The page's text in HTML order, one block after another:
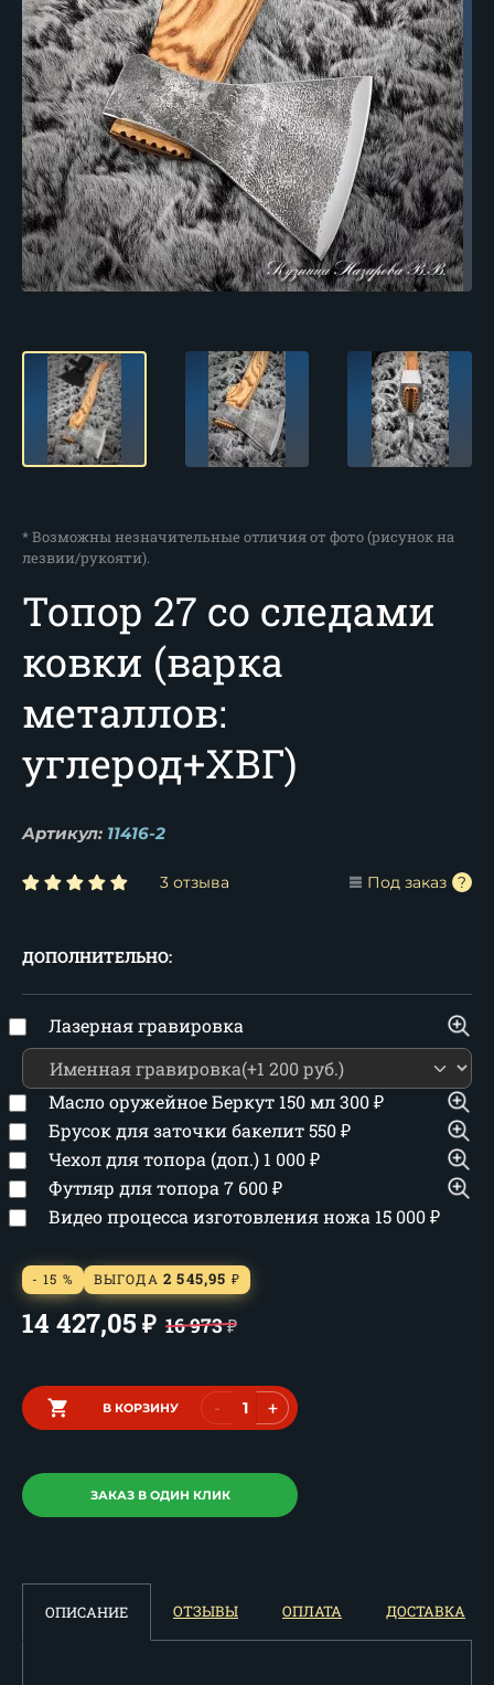
* Возможны незначительные отличия от фото (рисунок на
лезвии/рукояти).
Топор 27 со следами
ковки (варка
металлов:
углерод+ХВГ)
Артикул: 11416-2
3 отзыва Под заказ
ДОПОЛНИТЕЛЬНО:
Лазерная гравировка
Масло оружейное Беркут 150 мл300₽
Брусок для заточки бакелит550₽
Чехол для топора (доп.) 1 000₽
Футляр для топора 7 600₽
Видео процесса изготовления ножа 15 000₽
- 15 % ВЫГОДА 2 545,95 ₽
14 427,05 ₽ 16 973₽
В КОРЗИНУ - +
ЗАКАЗ В ОДИН КЛИК
ОПИСАНИЕ ОТЗЫВЫ ОПЛАТА ДОСТАВКА